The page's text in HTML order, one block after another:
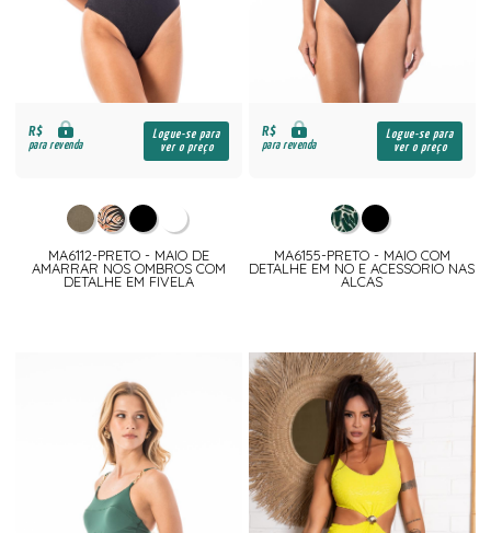
R$
para revenda
Logue-se para
ver o preço
MA6112-PRETO - MAIO DE
AMARRAR NOS OMBROS COM
DETALHE EM FIVELA
R$
para revenda
Logue-se para
ver o preço
MA6155-PRETO - MAIO COM
DETALHE EM NO E ACESSORIO NAS
ALCAS